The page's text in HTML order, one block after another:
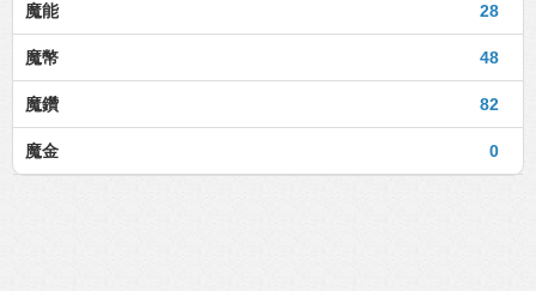
28
魔能
48
魔幣
82
魔鑽
0
魔金